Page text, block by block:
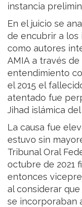
instancia
En el juicio se
de encubrir a los
como autores
AMIA a través
entendimiento
el 2015 el
atentado fue
Jihad islámica
La causa fue
estuvo sin
Tribunal Oral
octubre de 2021
entonces
al considerar
se incorporaban